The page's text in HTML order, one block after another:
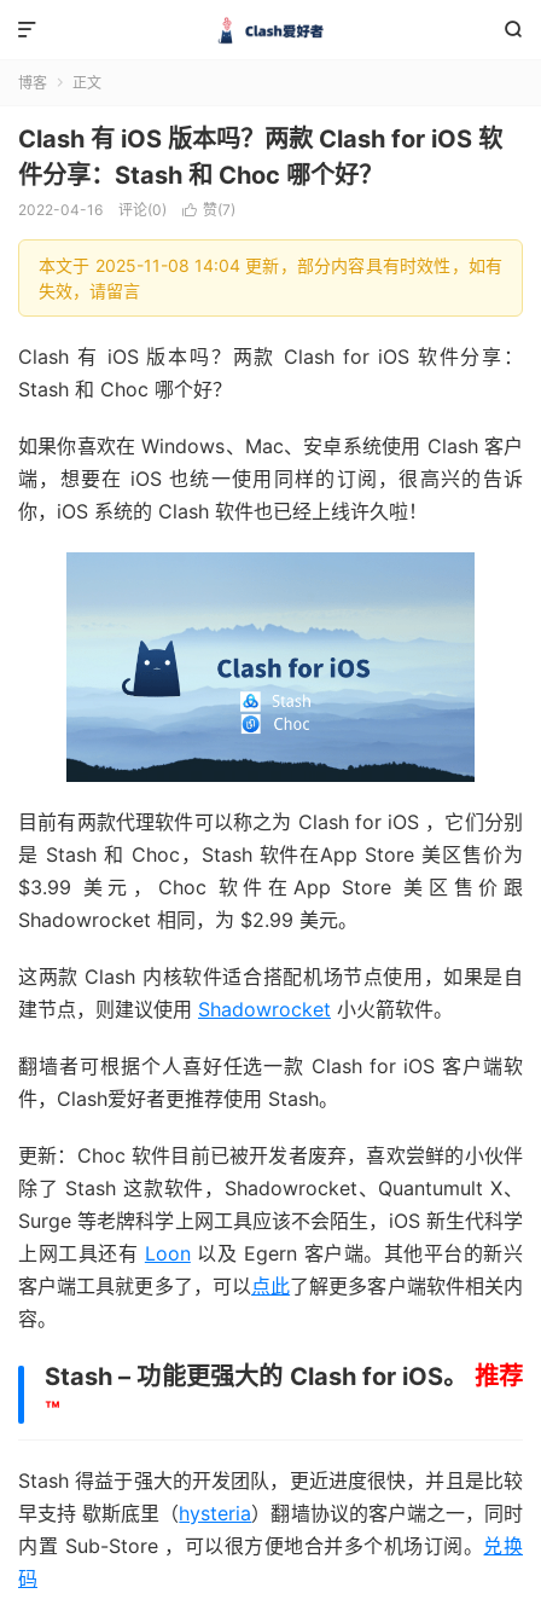


博客  正文
Clash 有 iOS 版本吗？两款 Clash for iOS 软
件分享：Stash 和 Choc 哪个好？
2022-04-16 评论(0)  赞(7)
本文于 2025-11-08 14:04 更新，部分内容具有时效性，如有
失效，请留言
Clash 有 iOS 版本吗？两款 Clash for iOS 软件分享：
Stash 和 Choc 哪个好？
如果你喜欢在 Windows、Mac、安卓系统使用 Clash 客户
端，想要在 iOS 也统一使用同样的订阅，很高兴的告诉
你，iOS 系统的 Clash 软件也已经上线许久啦！
目前有两款代理软件可以称之为 Clash for iOS ，它们分别
是 Stash 和 Choc，Stash 软件在App Store 美区售价为
$3.99 美元，Choc 软件在App Store 美区售价跟
Shadowrocket 相同，为 $2.99 美元。
这两款 Clash 内核软件适合搭配机场节点使用，如果是自
建节点，则建议使用 Shadowrocket 小火箭软件。
翻墙者可根据个人喜好任选一款 Clash for iOS 客户端软
件，Clash爱好者更推荐使用 Stash。
更新：Choc 软件目前已被开发者废弃，喜欢尝鲜的小伙伴
除了 Stash 这款软件，Shadowrocket、Quantumult X、
Surge 等老牌科学上网工具应该不会陌生，iOS 新生代科学
上网工具还有 Loon以及 Egern 客户端。其他平台的新兴
客户端工具就更多了，可以点此了解更多客户端软件相关内
容。
Stash – 功能更强大的 Clash for iOS。 推荐
™
Stash 得益于强大的开发团队，更近进度很快，并且是比较
早支持 歇斯底里（hysteria）翻墙协议的客户端之一，同时
内置 Sub-Store ，可以很方便地合并多个机场订阅。 兑换
码